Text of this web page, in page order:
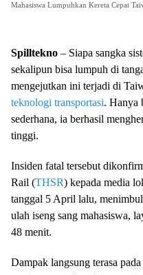
Mahasiswa Lumpuhkan Kereta Cepat
Spilltekno – Siapa sangka
sekalipun bisa lumpuh di
mengejutkan ini terjadi di
teknologi transportasi. Hanya
sederhana, ia berhasil
tinggi.
Insiden fatal tersebut
Rail (THSR) kepada media
tanggal 5 April lalu,
ulah iseng sang mahasiswa,
48 menit.
Dampak langsung terasa